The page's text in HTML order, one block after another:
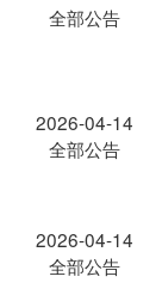
全部公告
2026-04-14
全部公告
2026-04-14
全部公告